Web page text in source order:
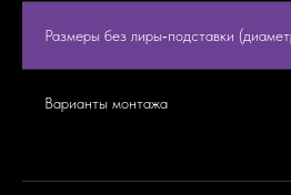
Размеры без лиры‑подставки
Варианты монтажа